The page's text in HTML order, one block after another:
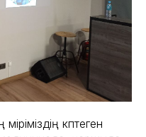
көптеген